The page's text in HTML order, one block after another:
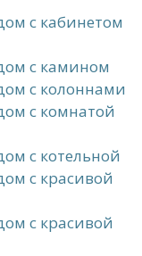
с кабинетом
с камином
с колоннами
с комнатой
с котельной
с красивой
с красивой